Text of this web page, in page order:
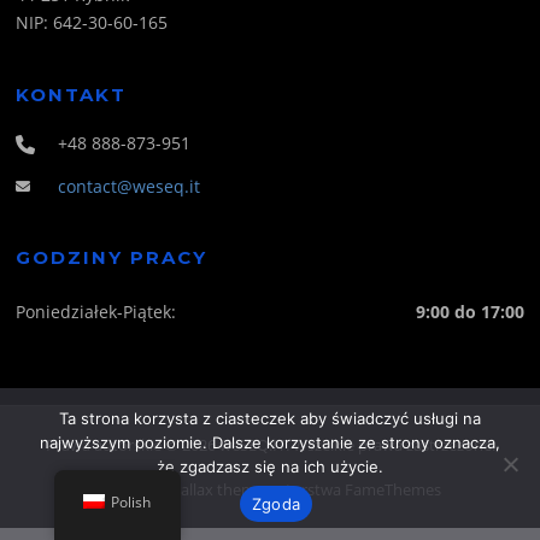
NIP: 642-30-60-165
KONTAKT
+48 888-873-951
contact@weseq.it
GODZINY PRACY
Poniedziałek-Piątek: 9:00 do 17:00
Prawa autorskie © 2026 weSEQ.IT. Wszelkie prawa zastrzeżone.
Screenr parallax themeautorstwa FameThemes
Polish
Ta strona korzysta z ciasteczek aby świadczyć usługi na
najwyższym poziomie. Dalsze korzystanie ze strony oznacza,
że zgadzasz się na ich użycie.
Zgoda